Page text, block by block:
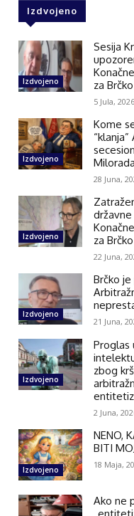
Izdvojeno
Izdvojeno
Sesija
za Brčko
5 Jula, 2026
Izdvojeno
Kome
28 Juna,
Izdvojeno
za Brčko
22 Juna,
Izdvojeno
Brčko
21 Juna,
Izdvojeno
Proglas
zbog
2 Juna,
Izdvojeno
NENO,
BITI
18 Maja,
Ako ne